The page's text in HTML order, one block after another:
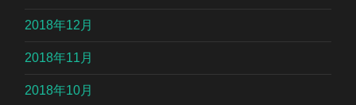
2018年12月
2018年11月
2018年10月